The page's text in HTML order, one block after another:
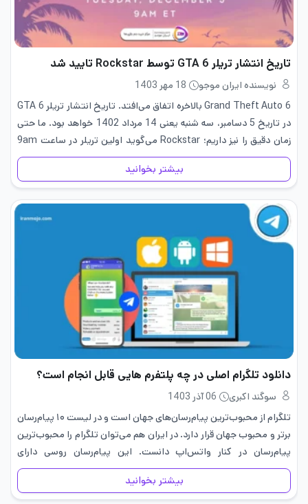
تاریخ انتشار تریلر GTA 6 توسط Rockstar تایید شد
نویسنده ایران موجو
18 مهر 1403
Grand Theft Auto 6 بالاخره اتفاق می‌افتد. تاریخ انتشار تریلر GTA 6
در تاریخ 5 دسامبر، سه شنبه یعنی 14 مرداد 1402 خواهد بود. ما حتی
زمان دقیق را نیز داریم؛ Rockstar می‌گوید اولین تریلر در ساعت 9am
ET/2pm GMT…
بیشتر بخوانید
دانلود تلگرام اصلی در چه پلتفرم هایی قابل انجام است؟
سوگند اکبری
06 آذر 1403
تلگرام از محبوب‌ترین پیام‌رسان‌های جهان است و در لیست ۱۰ پیام‌رسان
برتر و محبوب جهان قرار دارد. در ایران هم می‌توان تلگرام را محبوب‌ترین
پیام‌رسان در کنار واتس‌اپ دانست. این پیام‌رسان روسی دارای
نسخه‌های مختلفی است؛ با این که نسخه…
بیشتر بخوانید